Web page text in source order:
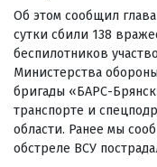
Об этом сообщил
сутки сбили 138
беспилотников
Министерства
бригады «БАРС-
транспорте и
области. Ранее мы
обстреле ВСУ